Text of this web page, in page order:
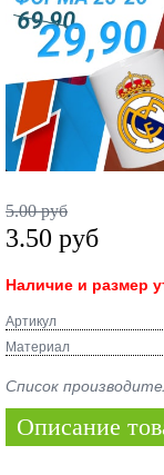
5.00 руб
3.50 руб
Наличие и размер
Артикул
Материал
Список
Описание